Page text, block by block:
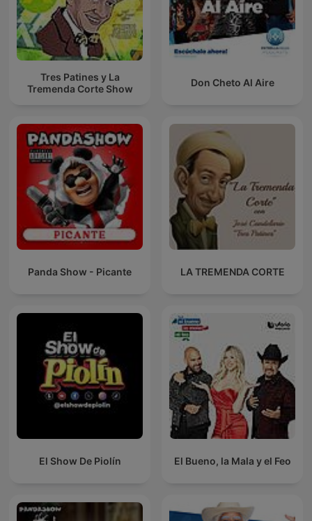
Tres Patines y La
Tremenda Corte Show
Don Cheto Al Aire
Panda Show - Picante LA TREMENDA CORTE
El Show De Piolín El Bueno, la Mala y el Feo